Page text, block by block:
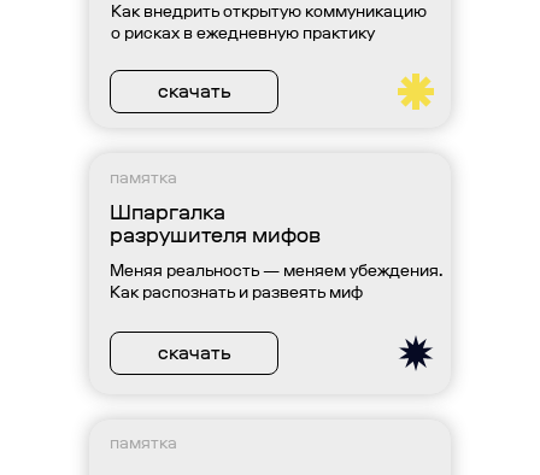
Меняя реальность — меняем убеждения.
Как распознать и развеять миф
Шпаргалка
разрушителя мифов
памятка
скачать
памятка
скачать
Как внедрить открытую коммуникацию
о рисках в ежедневную практику